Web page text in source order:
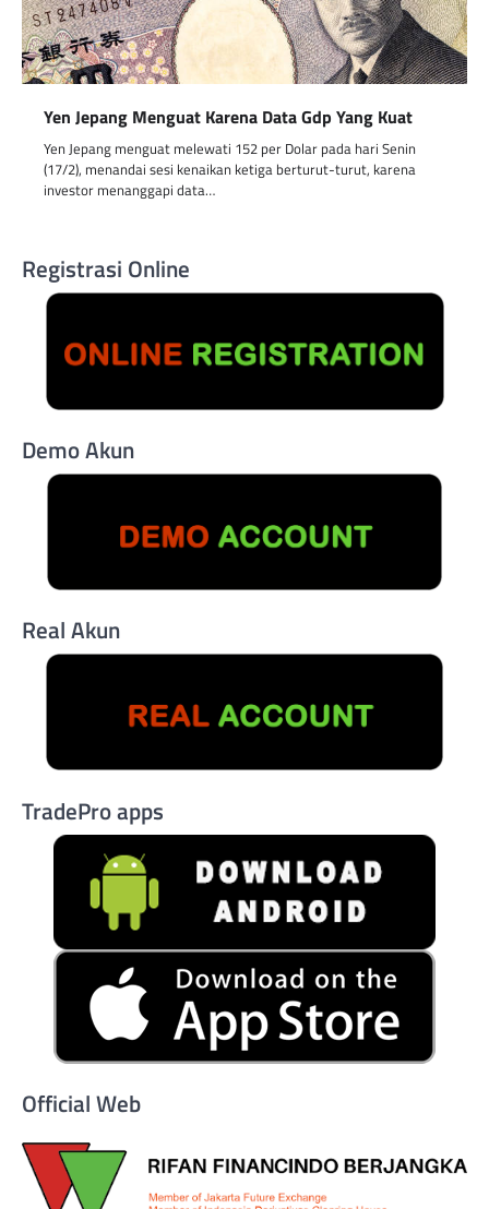
Yen Jepang Menguat Karena Data Gdp Yang Kuat
Yen Jepang menguat melewati 152 per Dolar pada hari Senin
(17/2), menandai sesi kenaikan ketiga berturut-turut, karena
investor menanggapi data…
Registrasi Online
Demo Akun
Real Akun
TradePro apps
Official Web